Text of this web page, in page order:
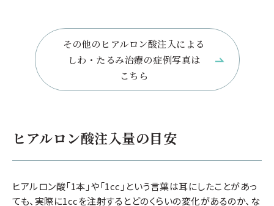
アラガン ジュビダームビスタ ボリフト
治療の効果がさらに長続き
ヒアルロン酸 1本 ¥88,000（税込）
ベビーコラーゲン 1本 ¥99,000
考えられるリスク・副作用
出血・皮下出血
アレルギー
アナフィラキシーショック
血管塞栓
その他のヒアルロン酸注入による
しわ・たるみ治療の症例写真は
こちら
ヒアルロン酸注入量の目安
ヒアルロン酸「1本」や「1cc」という言葉は耳にしたことがあっ
ても、実際に1ccを注射するとどのくらいの変化があるのか、な